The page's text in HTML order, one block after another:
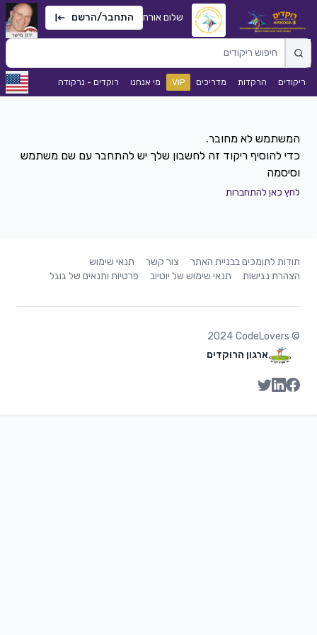
שלום אורח התחבר/הרשם
ריקודים הרקדות מדריכים VIP מי אנחנו רוקדים - נרקודה
כדי להוסיף ריקוד זה לחשבון שלך יש להתחבר עם שם משתמש
וסיסמה
לחץ כאן להתחברות
תודות לתומכים בבניית האתר צור קשר
תנאי שימוש
הצהרת נגישות
תנאי שימוש של יוטיוב פרטיות ותנאים של גוגל
©
2024 CodeLovers
ארגון הרוקדים